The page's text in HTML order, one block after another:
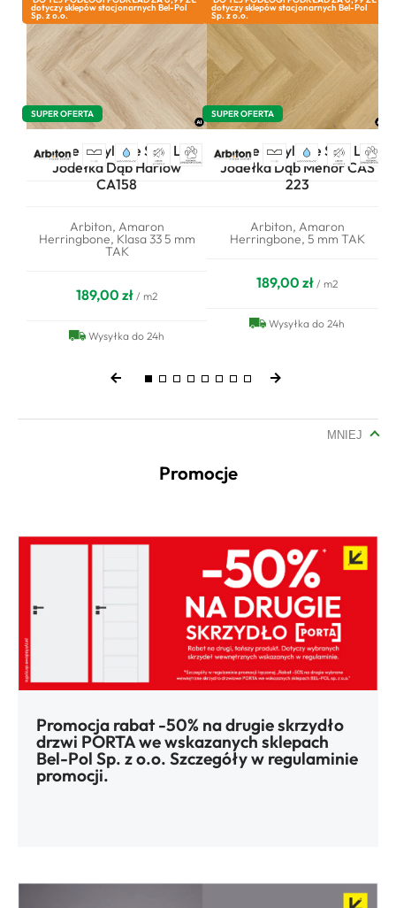
SUPER OFERTA
dotyczy sklepów stacjonarnych Bel-Pol
Sp. z o.o.
Panele winylowe SPC LVT
Jodełka Dąb Harlow
CA158
Arbiton, Amaron
Herringbone, Klasa 33 5 mm
TAK
189,00 zł / m2
Wysyłka do 24h
SUPER OFERTA
dotyczy sklepów stacjonarnych Bel-Pol
Sp. z o.o.
Panele winylowe SPC LVT
Jodełka Dąb Menor CAS
223
Arbiton, Amaron
Herringbone, 5 mm TAK
189,00 zł / m2
Wysyłka do 24h
Promocje
MNIEJ
Promocja rabat -50% na drugie skrzydło
drzwi PORTA we wskazanych sklepach
Bel-Pol Sp. z o.o. Szczegóły w regulaminie
promocji.